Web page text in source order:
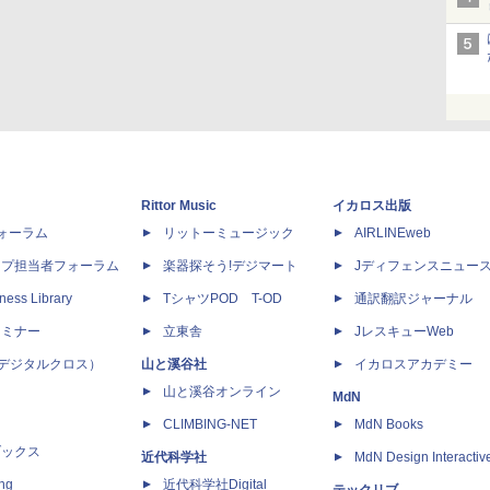
ーラム
担当者フォーラム
Library
ナー
ジタルクロス）
クス
Rittor Music
リットーミュージック
楽器探そう!デジマート
TシャツPOD T-OD
立東舎
山と溪谷社
山と溪谷オンライン
CLIMBING-NET
近代科学社
近代科学社Digital
イカロス出版
AIRLINEweb
Jディフェンスニュー
通訳翻訳ジャーナル
JレスキューWeb
イカロスアカデミー
MdN
MdN Books
MdN Design